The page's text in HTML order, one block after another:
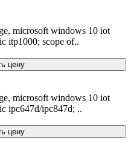
microsoft windows 10 iot
itp1000; scope of..
цену
microsoft windows 10 iot
ipc647d/ipc847d; ..
цену